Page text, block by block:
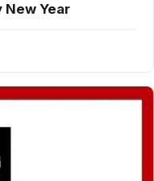
Year